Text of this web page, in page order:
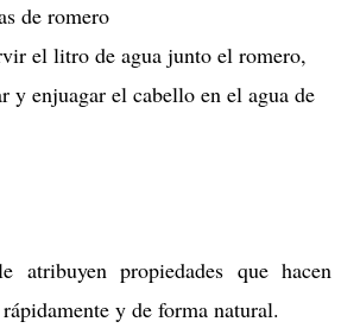
de romero
el litro de agua junto el romero,
y enjuagar el cabello en el agua de
atribuyen propiedades que hacen
y de forma natural.